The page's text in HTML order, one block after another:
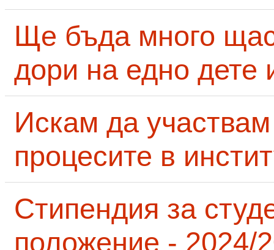
Ще бъда много
дори на едно дете
Искам да
процесите в
Стипендия за
положение - 2024/